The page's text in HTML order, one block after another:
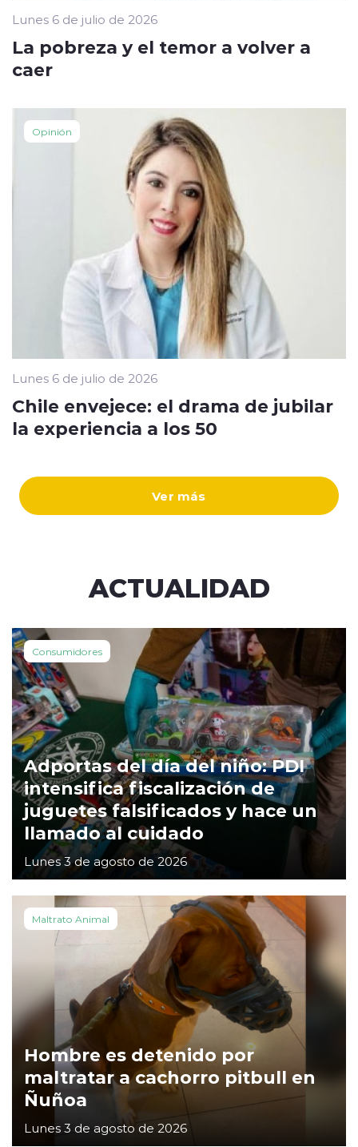
Ver más
Lunes 6 de julio de 2026
La pobreza y el temor a volver a
caer
Opinión
Lunes 6 de julio de 2026
Chile envejece: el drama de jubilar
la experiencia a los 50
ACTUALIDAD
Consumidores
Adportas del día del niño: PDI
intensifica fiscalización de
juguetes falsificados y hace un
llamado al cuidado
Lunes 3 de agosto de 2026
Maltrato Animal
Hombre es detenido por
maltratar a cachorro pitbull en
Ñuñoa
Lunes 3 de agosto de 2026